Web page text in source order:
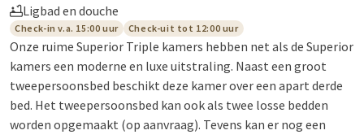
Ligbad en douche
Check-in v.a. 15:00 uur Check-uit tot 12:00 uur
Onze ruime Superior Triple kamers hebben net als de Superior
kamers een moderne en luxe uitstraling. Naast een groot
tweepersoonsbed beschikt deze kamer over een apart derde
bed. Het tweepersoonsbed kan ook als twee losse bedden
worden opgemaakt (op aanvraag). Tevens kan er nog een